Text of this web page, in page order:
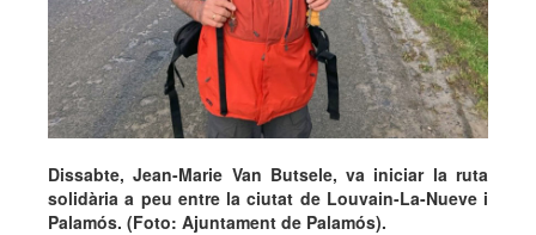
Dissabte, Jean-Marie Van Butsele, va iniciar la ruta
solidària a peu entre la ciutat de Louvain-La-Nueve i
Palamós. (Foto: Ajuntament de Palamós).